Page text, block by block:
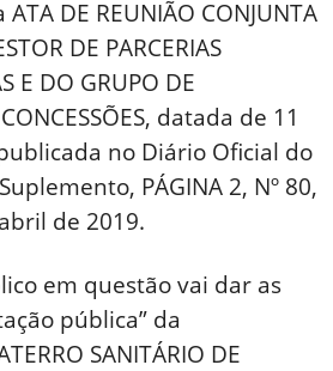
DE REUNIÃO CONJUNTA
DE PARCERIAS
E DO GRUPO DE
datada de 11
no Diário Oficial do
PÁGINA 2, Nº 80,
de 2019.
em questão vai dar as
pública” da
SANITÁRIO DE